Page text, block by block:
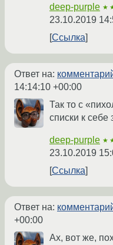
deep-purple
23.10.2019
Ссылка
Ответ на:
14:14:10 +00:00
Так то с
списки к себе
deep-purple
23.10.2019
Ссылка
Ответ на:
+00:00
Ах, вот же,